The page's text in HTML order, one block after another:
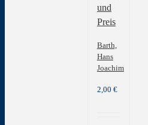
und
Preis
Barth,
Hans
Joachim
2,00 €